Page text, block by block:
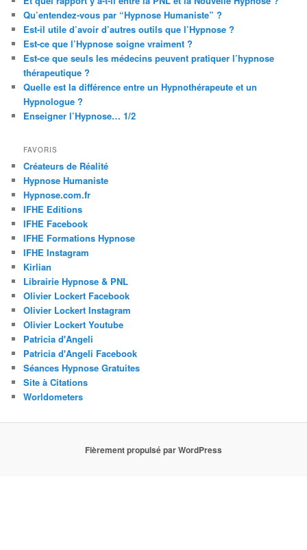
Qu’entendez-vous par “Hypnose Humaniste” ?
Est-il utile d’avoir d’autres outils que l’Hypnose ?
Est-ce que l’Hypnose soigne vraiment ?
Est-ce que seuls les médecins peuvent pratiquer l’hypnose
thérapeutique ?
Quelle est la différence entre un Hypnothérapeute et un
Hypnologue ?
Enseigner l’Hypnose… 1/2
FAVORIS
Créateurs de Réalité
Hypnose Humaniste
Hypnose.com.fr
IFHE Editions
IFHE Facebook
IFHE Formations Hypnose
IFHE Instagram
Kirlian
Librairie Hypnose & PNL
Olivier Lockert Facebook
Olivier Lockert Instagram
Olivier Lockert Youtube
Patricia d'Angeli
Patricia d'Angeli Facebook
Séances Hypnose Gratuites
Site à Citations
Worldometers
Fièrement propulsé par WordPress